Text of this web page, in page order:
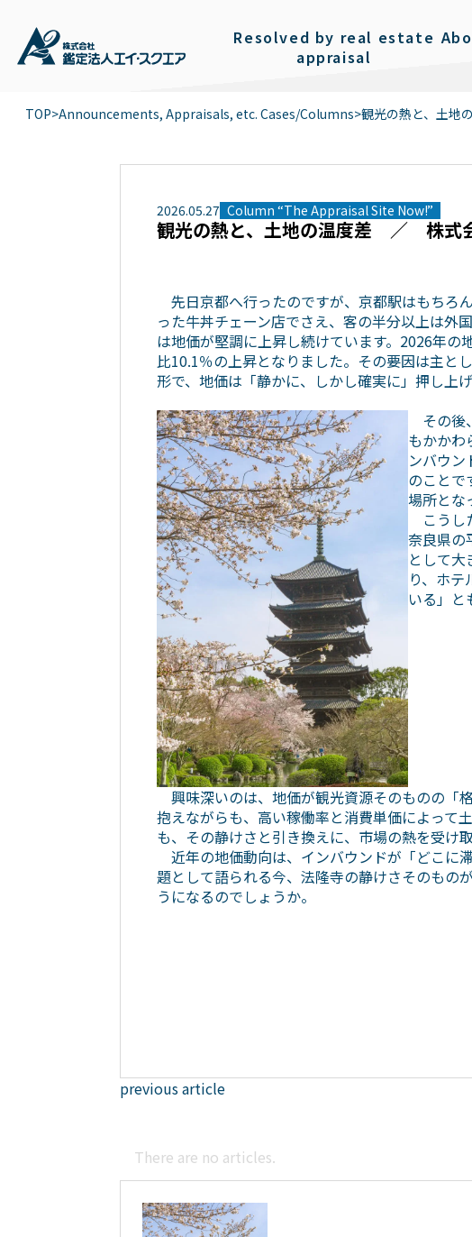
Resolved by real estate
appraisal
TOP>Announcements, Appraisals, etc. Cases/Columns>観光の熱と、土
2026.05.27 Column “The Appraisal Site Now!”
観光の熱と、土地の温度差 ／ 株式
先日京都へ行ったのですが、京都駅はもちろ
った牛丼チェーン店でさえ、客の半分以上は外
は地価が堅調に上昇し続けています。2026年
比10.1％の上昇となりました。その要因は主と
形で、地価は「静かに、しかし確実に」押し上
その後
もかかわ
ンバウン
のことで
場所とな
こうし
奈良県の
として
り、ホ
いる」と
興味深いのは、地価が観光資源そのものの「
抱えながらも、高い稼働率と消費単価によって
も、その静けさと引き換えに、市場の熱を受け
近年の地価動向は、インバウンドが「どこに
題として語られる今、法隆寺の静けさそのもの
うになるのでしょうか。
previous article
There are no articles.